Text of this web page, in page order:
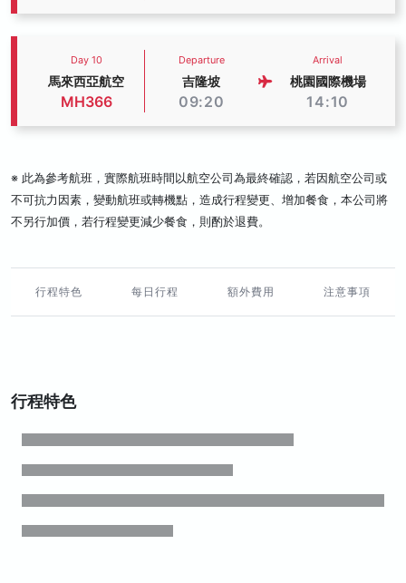
Day 10
馬來西亞航空
MH366
Departure
吉隆坡
09:20
Arrival
桃園國際機場
14:10
※ 此為參考航班，實際航班時間以航空公司為最終確認，若因航空公司或
不可抗力因素，變動航班或轉機點，造成行程變更、增加餐食，本公司將
不另行加價，若行程變更減少餐食，則酌於退費。
行程特色 每日行程 額外費用 注意事項
行程特色